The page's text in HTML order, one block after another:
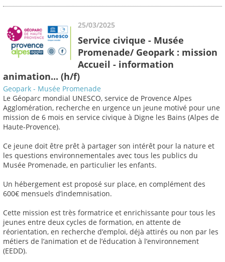
25/03/2025
Service civique - Musée
Promenade/ Geopark : mission
Accueil - information
animation... (h/f)
Geopark - Musée Promenade
Le Géoparc mondial UNESCO, service de Provence Alpes
Agglomération, recherche en urgence un jeune motivé pour une
mission de 6 mois en service civique à Digne les Bains (Alpes de
Haute-Provence).
Ce jeune doit être prêt à partager son intérêt pour la nature et
les questions environnementales avec tous les publics du
Musée Promenade, en particulier les enfants.
Un hébergement est proposé sur place, en complément des
600€ mensuels d’indemnisation.
Cette mission est très formatrice et enrichissante pour tous les
jeunes entre deux cycles de formation, en attente de
réorientation, en recherche d’emploi, déjà attirés ou non par les
métiers de l’animation et de l’éducation à l’environnement
(EEDD).